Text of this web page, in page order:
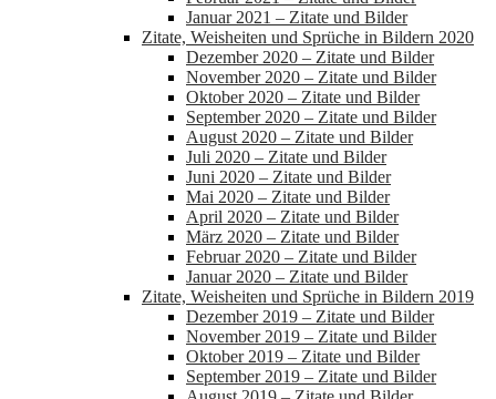
Januar 2021 – Zitate und Bilder
Zitate, Weisheiten und Sprüche in Bildern 2020
Dezember 2020 – Zitate und Bilder
November 2020 – Zitate und Bilder
Oktober 2020 – Zitate und Bilder
September 2020 – Zitate und Bilder
August 2020 – Zitate und Bilder
Juli 2020 – Zitate und Bilder
Juni 2020 – Zitate und Bilder
Mai 2020 – Zitate und Bilder
April 2020 – Zitate und Bilder
März 2020 – Zitate und Bilder
Februar 2020 – Zitate und Bilder
Januar 2020 – Zitate und Bilder
Zitate, Weisheiten und Sprüche in Bildern 2019
Dezember 2019 – Zitate und Bilder
November 2019 – Zitate und Bilder
Oktober 2019 – Zitate und Bilder
September 2019 – Zitate und Bilder